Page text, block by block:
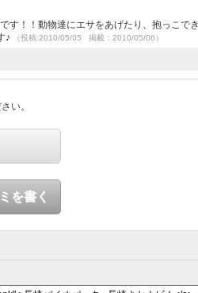
す！！動物達にエサをあげたり、抱っこで
♪
（投稿:2010/05/05 掲載：2010/05/06）
い。
を書く